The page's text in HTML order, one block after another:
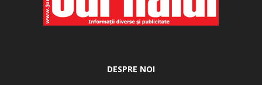
DESPRE NOI